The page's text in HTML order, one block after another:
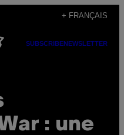
+ FRANÇAIS
SUBSCRIBENEWSLETTER
: une